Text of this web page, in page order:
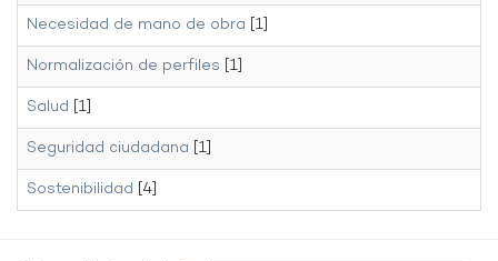
Necesidad de mano de obra [1]
Normalización de perfiles [1]
Salud [1]
Seguridad ciudadana [1]
Sostenibilidad [4]